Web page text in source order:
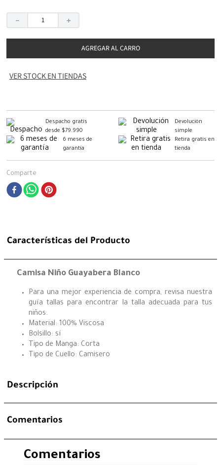
＋
－
AGREGAR AL CARRO
VER STOCK EN TIENDAS
Despacho gratis
desde $79.990
Devolución
simple
6 meses de
garantía
Retira gratis en
tienda
Comparte
Características del Producto
Camisa Niño Guayabera Blanco
Para una mejor experiencia de compra, revisa nuestra
guía tallas para encontrar la talla adecuada para tus
niños.
Material: 100% Viscosa
Bolsillo: sí
Tipo de Manga: Corta
Tipo de Cuello: Camisero
Descripción
Comentarios
Comentarios